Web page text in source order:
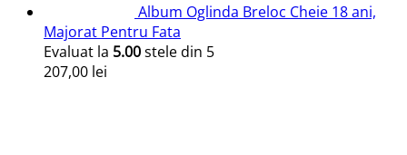
Album Oglinda Breloc Cheie 18 ani,
Majorat Pentru Fata
Evaluat la 5.00stele din 5
207,00 lei